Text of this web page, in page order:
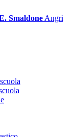
Smaldone Angri